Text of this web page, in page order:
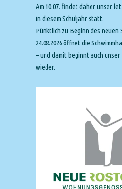
Am 10.07. findet daher unser
in diesem Schuljahr statt.
Pünktlich zu Beginn des neuen
24.08.2026 öffnet die
– und damit beginnt auch
wieder.